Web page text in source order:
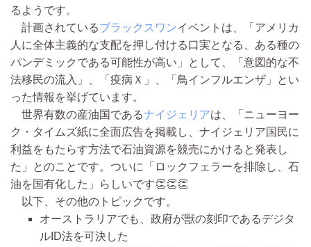
るようです。
計画されているブラックスワンイベントは、「アメリカ
人に全体主義的な支配を押し付ける口実となる、ある種の
パンデミックである可能性が高い」として、「意図的な不
法移民の流入」、「疫病Ｘ」、「鳥インフルエンザ」とい
った情報を挙げています。
世界有数の産油国であるナイジェリアは、「ニューヨー
ク・タイムズ紙に全面広告を掲載し、ナイジェリア国民に
利益をもたらす方法で石油資源を競売にかけると発表し
た」とのことです。ついに「ロックフェラーを排除し、石
油を国有化した」らしいです👏👏👏
以下、その他のトピックです。
オーストラリアでも、政府が獣の刻印であるデジタ
ルID法を可決した